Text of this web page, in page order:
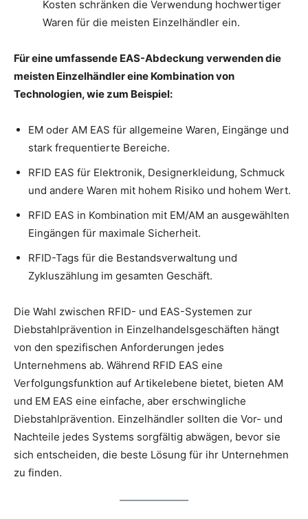
Kosten schränken die Verwendung hochwertiger
Waren für die meisten Einzelhändler ein.
Für eine umfassende EAS-Abdeckung verwenden die
meisten Einzelhändler eine Kombination von
Technologien, wie zum Beispiel:
EM oder AM EAS für allgemeine Waren, Eingänge und
stark frequentierte Bereiche.
RFID EAS für Elektronik, Designerkleidung, Schmuck
und andere Waren mit hohem Risiko und hohem Wert.
RFID EAS in Kombination mit EM/AM an ausgewählten
Eingängen für maximale Sicherheit.
RFID-Tags für die Bestandsverwaltung und
Zykluszählung im gesamten Geschäft.
Die Wahl zwischen RFID- und EAS-Systemen zur
Diebstahlprävention in Einzelhandelsgeschäften hängt
von den spezifischen Anforderungen jedes
Unternehmens ab. Während RFID EAS eine
Verfolgungsfunktion auf Artikelebene bietet, bieten AM
und EM EAS eine einfache, aber erschwingliche
Diebstahlprävention. Einzelhändler sollten die Vor- und
Nachteile jedes Systems sorgfältig abwägen, bevor sie
sich entscheiden, die beste Lösung für ihr Unternehmen
zu finden.